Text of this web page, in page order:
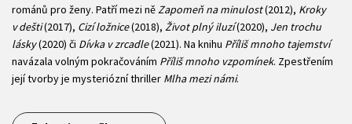
románů pro ženy. Patří mezi něZapomeň na minulost(2012), Kroky
v dešti(2017), Cizí ložnice(2018), Život plný iluzí(2020), Jen trochu
lásky(2020) či Dívka v zrcadle(2021). Na knihu Příliš mnoho tajemství
navázala volným pokračováním Příliš mnoho vzpomínek. Zpestřením
její tvorby je mysteriózní thriller Mlha mezi námi.